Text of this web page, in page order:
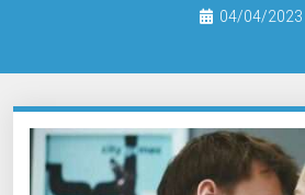
04/04/2023